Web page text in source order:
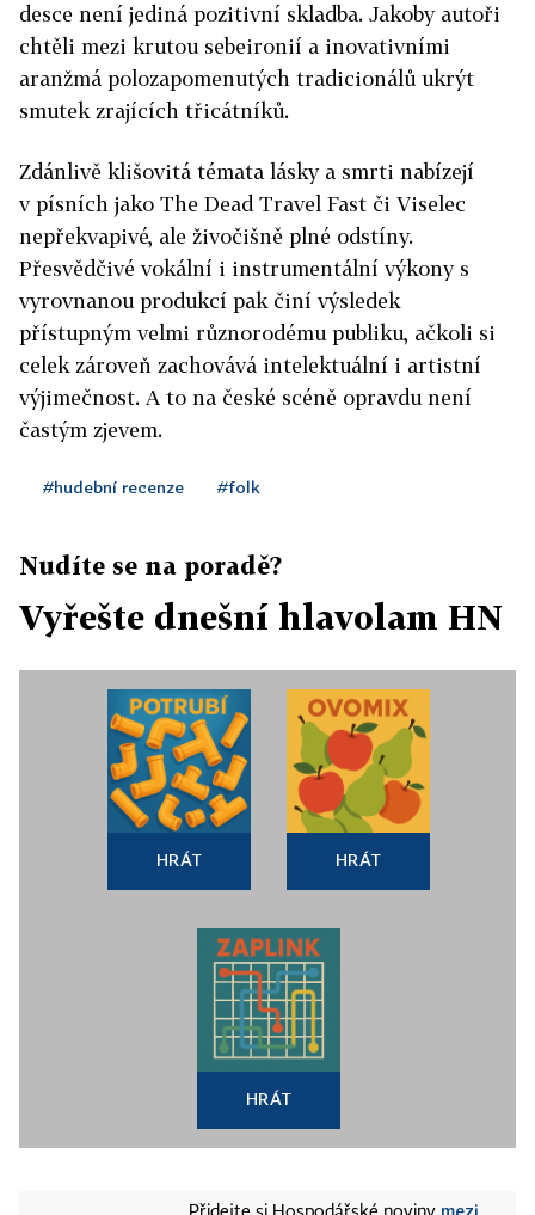
desce není jediná pozitivní skladba. Jakoby autoři
chtěli mezi krutou sebeironií a inovativními
aranžmá polozapomenutých tradicionálů ukrýt
smutek zrajících třicátníků.
Zdánlivě klišovitá témata lásky a smrti nabízejí
v písních jako The Dead Travel Fast či Viselec
nepřekvapivé, ale živočišně plné odstíny.
Přesvědčivé vokální i instrumentální výkony s
vyrovnanou produkcí pak činí výsledek
přístupným velmi různorodému publiku, ačkoli si
celek zároveň zachovává intelektuální i artistní
výjimečnost. A to na české scéně opravdu není
častým zjevem.
#hudební recenze #folk
Nudíte se na poradě?
Vyřešte dnešní hlavolam HN
HRÁT HRÁT
HRÁT
mezi